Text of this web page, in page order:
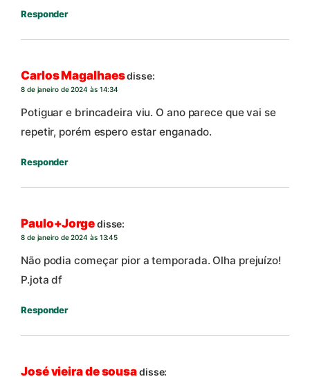
Responder
Carlos Magalhaesdisse:
8 de janeiro de 2024 às 14:34
Potiguar e brincadeira viu. O ano parece que vai se
repetir, porém espero estar enganado.
Responder
Paulo+Jorgedisse:
8 de janeiro de 2024 às 13:45
Não podia começar pior a temporada. Olha prejuízo!
P.jota df
Responder
José vieira de sousadisse: